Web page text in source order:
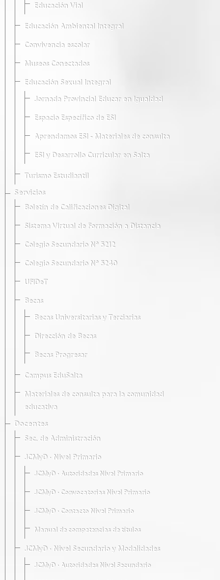
Educación Vial
Educación Ambiental Integral
Convivencia escolar
Museos Conectados
Educación Sexual Integral
Jornada Provincial Educar en Igualdad
Espacio Específico de ESI
Aprendamos ESI - Materiales de consulta
ESI y Desarrollo Curricular en Salta
Turismo Estudiantil
Servicios
Boletín de Calificaciones Digital
Sistema Virtual de Formación a Distancia
Colegio Secundario Nº 5212
Colegio Secundario Nº 5240
UFIDeT
Becas
Becas Universitarias y Terciarias
Dirección de Becas
Becas Progresar
Campus EduSalta
Materiales de consulta para la comunidad
educativa
Docentes
Sec. de Administración
JCMyD · Nivel Primario
JCMyD · Autoridades Nivel Primario
JCMyD · Convocatorias Nivel Primario
JCMyD · Contacto Nivel Primario
Manual de competencias de títulos
JCMyD · Nivel Secundario y Modalidades
JCMyD · Autoridades Nivel Secundario